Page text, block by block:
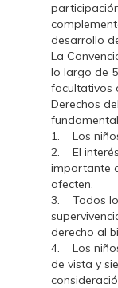
desarrollo
La
lo largo de
facultativos
Derechos
1. Los
2. El
importante
afecten.
3. Todos
derecho al
4. Los
de vista y